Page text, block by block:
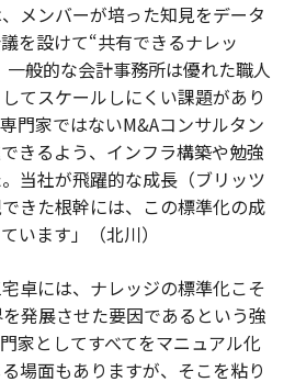
メンバーが培った知見をデータ
を設けて“共有できるナレッ
一般的な会計事務所は優れた職人
てスケールしにくい課題があり
門家ではないM&Aコンサルタン
きるよう、インフラ構築や勉強
当社が飛躍的な成長（ブリッツ
きた根幹には、この標準化の成
います」（北川）
卓には、ナレッジの標準化こそ
発展させた要因であるという強
家としてすべてをマニュアル化
場面もありますが、そこを粘り